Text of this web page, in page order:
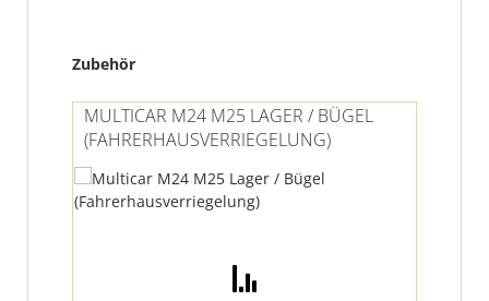
Produktgalerie überspringen
Zubehör
MULTICAR M24 M25 LAGER / BÜGEL
(FAHRERHAUSVERRIEGELUNG)